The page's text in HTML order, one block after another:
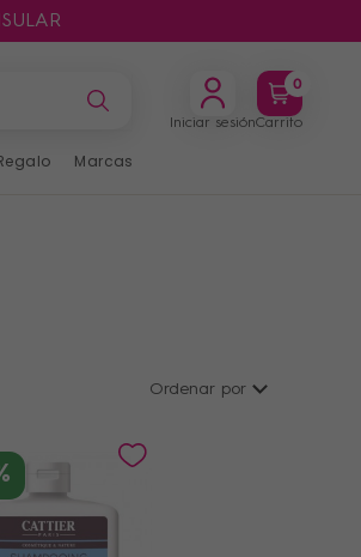
Iniciar sesión
0
Carrito
Marcas
Ordenar por